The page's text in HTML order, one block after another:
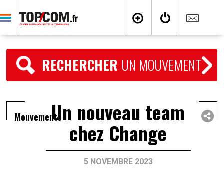
RECHERCHER UN MOUVEMENT
MouvementsUn nouveau team
chez Change
5 NOVEMBRE 2023